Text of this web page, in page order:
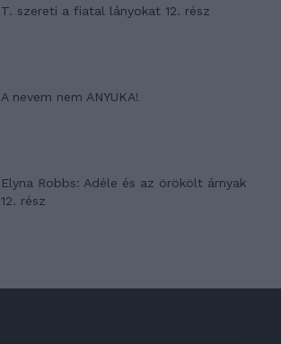
T. szereti a fiatal lányokat 12. rész
A nevem nem ANYUKA!
Elyna Robbs: Adéle és az örökölt árnyak
12. rész